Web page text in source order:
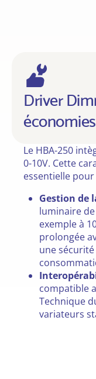
Driver
économies
Le HBA-250
0-10V. Cette
essentielle
Gestion de
luminaire
exemple à
prolongée
une
compatible
Technique
variateurs